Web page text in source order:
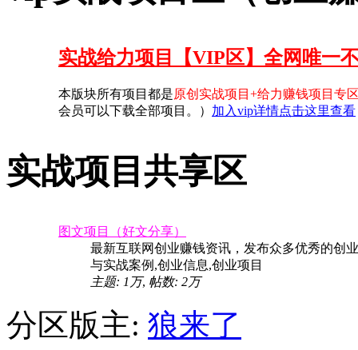
实战给力项目【VIP区】全网唯一
本版块所有项目都是原创实战项目+给力赚钱项目专
会员可以下载全部项目。） 加入vip详情点击这里查看
实战项目共享区
图文项目（好文分享）
最新互联网创业赚钱资讯，发布众多优秀的创
与实战案例,创业信息,创业项目
主题: 1万, 帖数: 2万
分区版主: 狼来了